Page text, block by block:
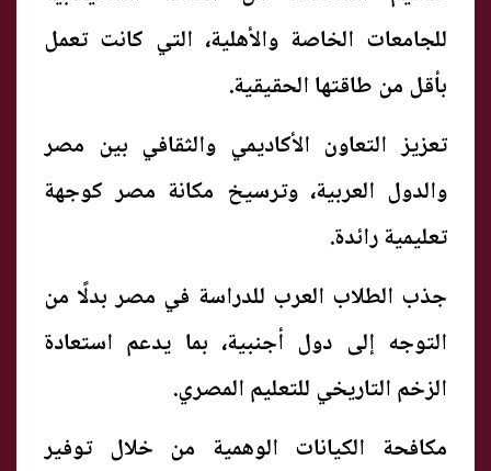
للجامعات الخاصة والأهلية، التي كانت تعمل
بأقل من طاقتها الحقيقية.
تعزيز التعاون الأكاديمي والثقافي بين مصر
والدول العربية، وترسيخ مكانة مصر كوجهة
تعليمية رائدة.
جذب الطلاب العرب للدراسة في مصر بدلًا من
التوجه إلى دول أجنبية، بما يدعم استعادة
الزخم التاريخي للتعليم المصري.
مكافحة الكيانات الوهمية من خلال توفير